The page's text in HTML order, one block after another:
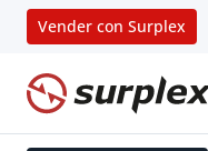
Vender con Surplex
Página de inicio